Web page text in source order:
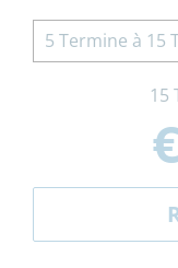
5 Termine à 15
15